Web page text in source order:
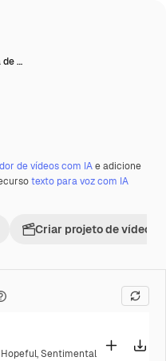
de …
de vídeos com IAe adicione
texto para voz com IA
Criar projeto de vídeo
Hopeful,Sentimental